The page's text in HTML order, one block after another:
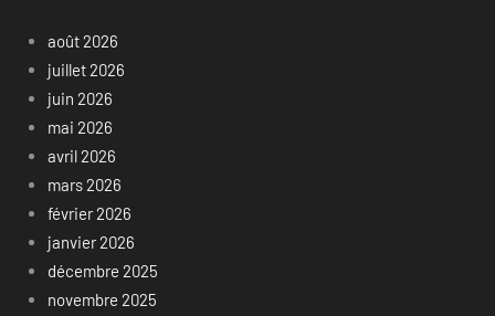
août 2026
juillet 2026
juin 2026
mai 2026
avril 2026
mars 2026
février 2026
janvier 2026
décembre 2025
novembre 2025